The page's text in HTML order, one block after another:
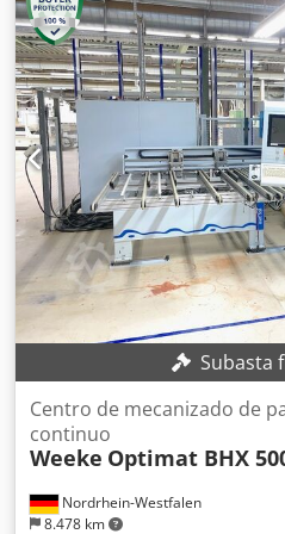
Subasta
Nordrhein-Westfalen
8.478 km
Centro de mecanizado de
continuo
Weeke Optimat BHX